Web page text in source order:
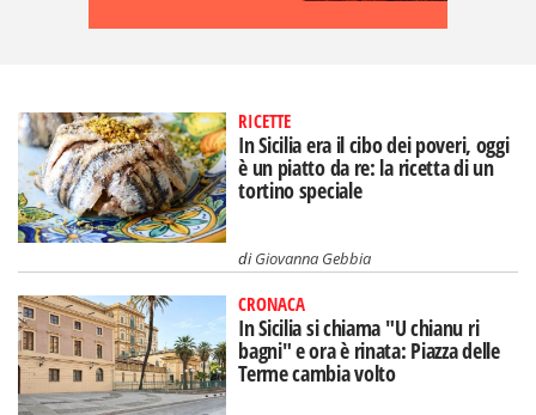
RICETTE
In Sicilia era il cibo dei poveri, oggi
è un piatto da re: la ricetta di un
tortino speciale
diGiovanna Gebbia
CRONACA
In Sicilia si chiama "U chianu ri
bagni" e ora è rinata: Piazza delle
Terme cambia volto